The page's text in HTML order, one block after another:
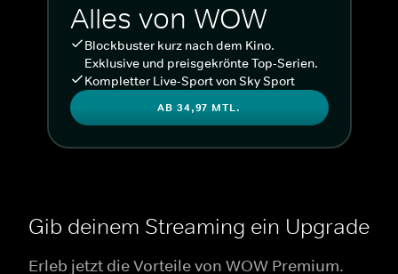
Alles von WOW
Blockbuster kurz nach dem Kino.
Exklusive und preisgekrönte Top-Serien.
Kompletter Live-Sport von Sky Sport
AB 34,97 MTL.
Gib deinem Streaming ein Upgrade
Erleb jetzt die Vorteile von WOW Premium.